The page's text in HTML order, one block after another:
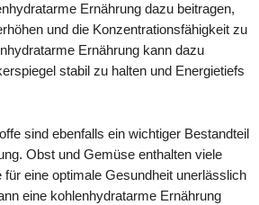
Ernährung dazu beitragen,
und die Konzentrationsfähigkeit zu
Ernährung kann dazu
stabil zu halten und Energietiefs
sind ebenfalls ein wichtiger Bestandteil
Obst und Gemüse enthalten viele
eine optimale Gesundheit unerlässlich
eine kohlenhydratarme Ernährung